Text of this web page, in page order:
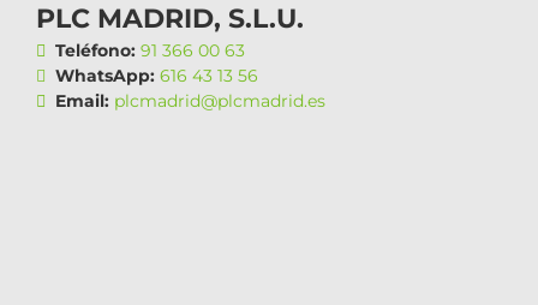
PLC MADRID, S.L.U.
Teléfono: 91 366 00 63
WhatsApp: 616 43 13 56
Email: plcmadrid@plcmadrid.es